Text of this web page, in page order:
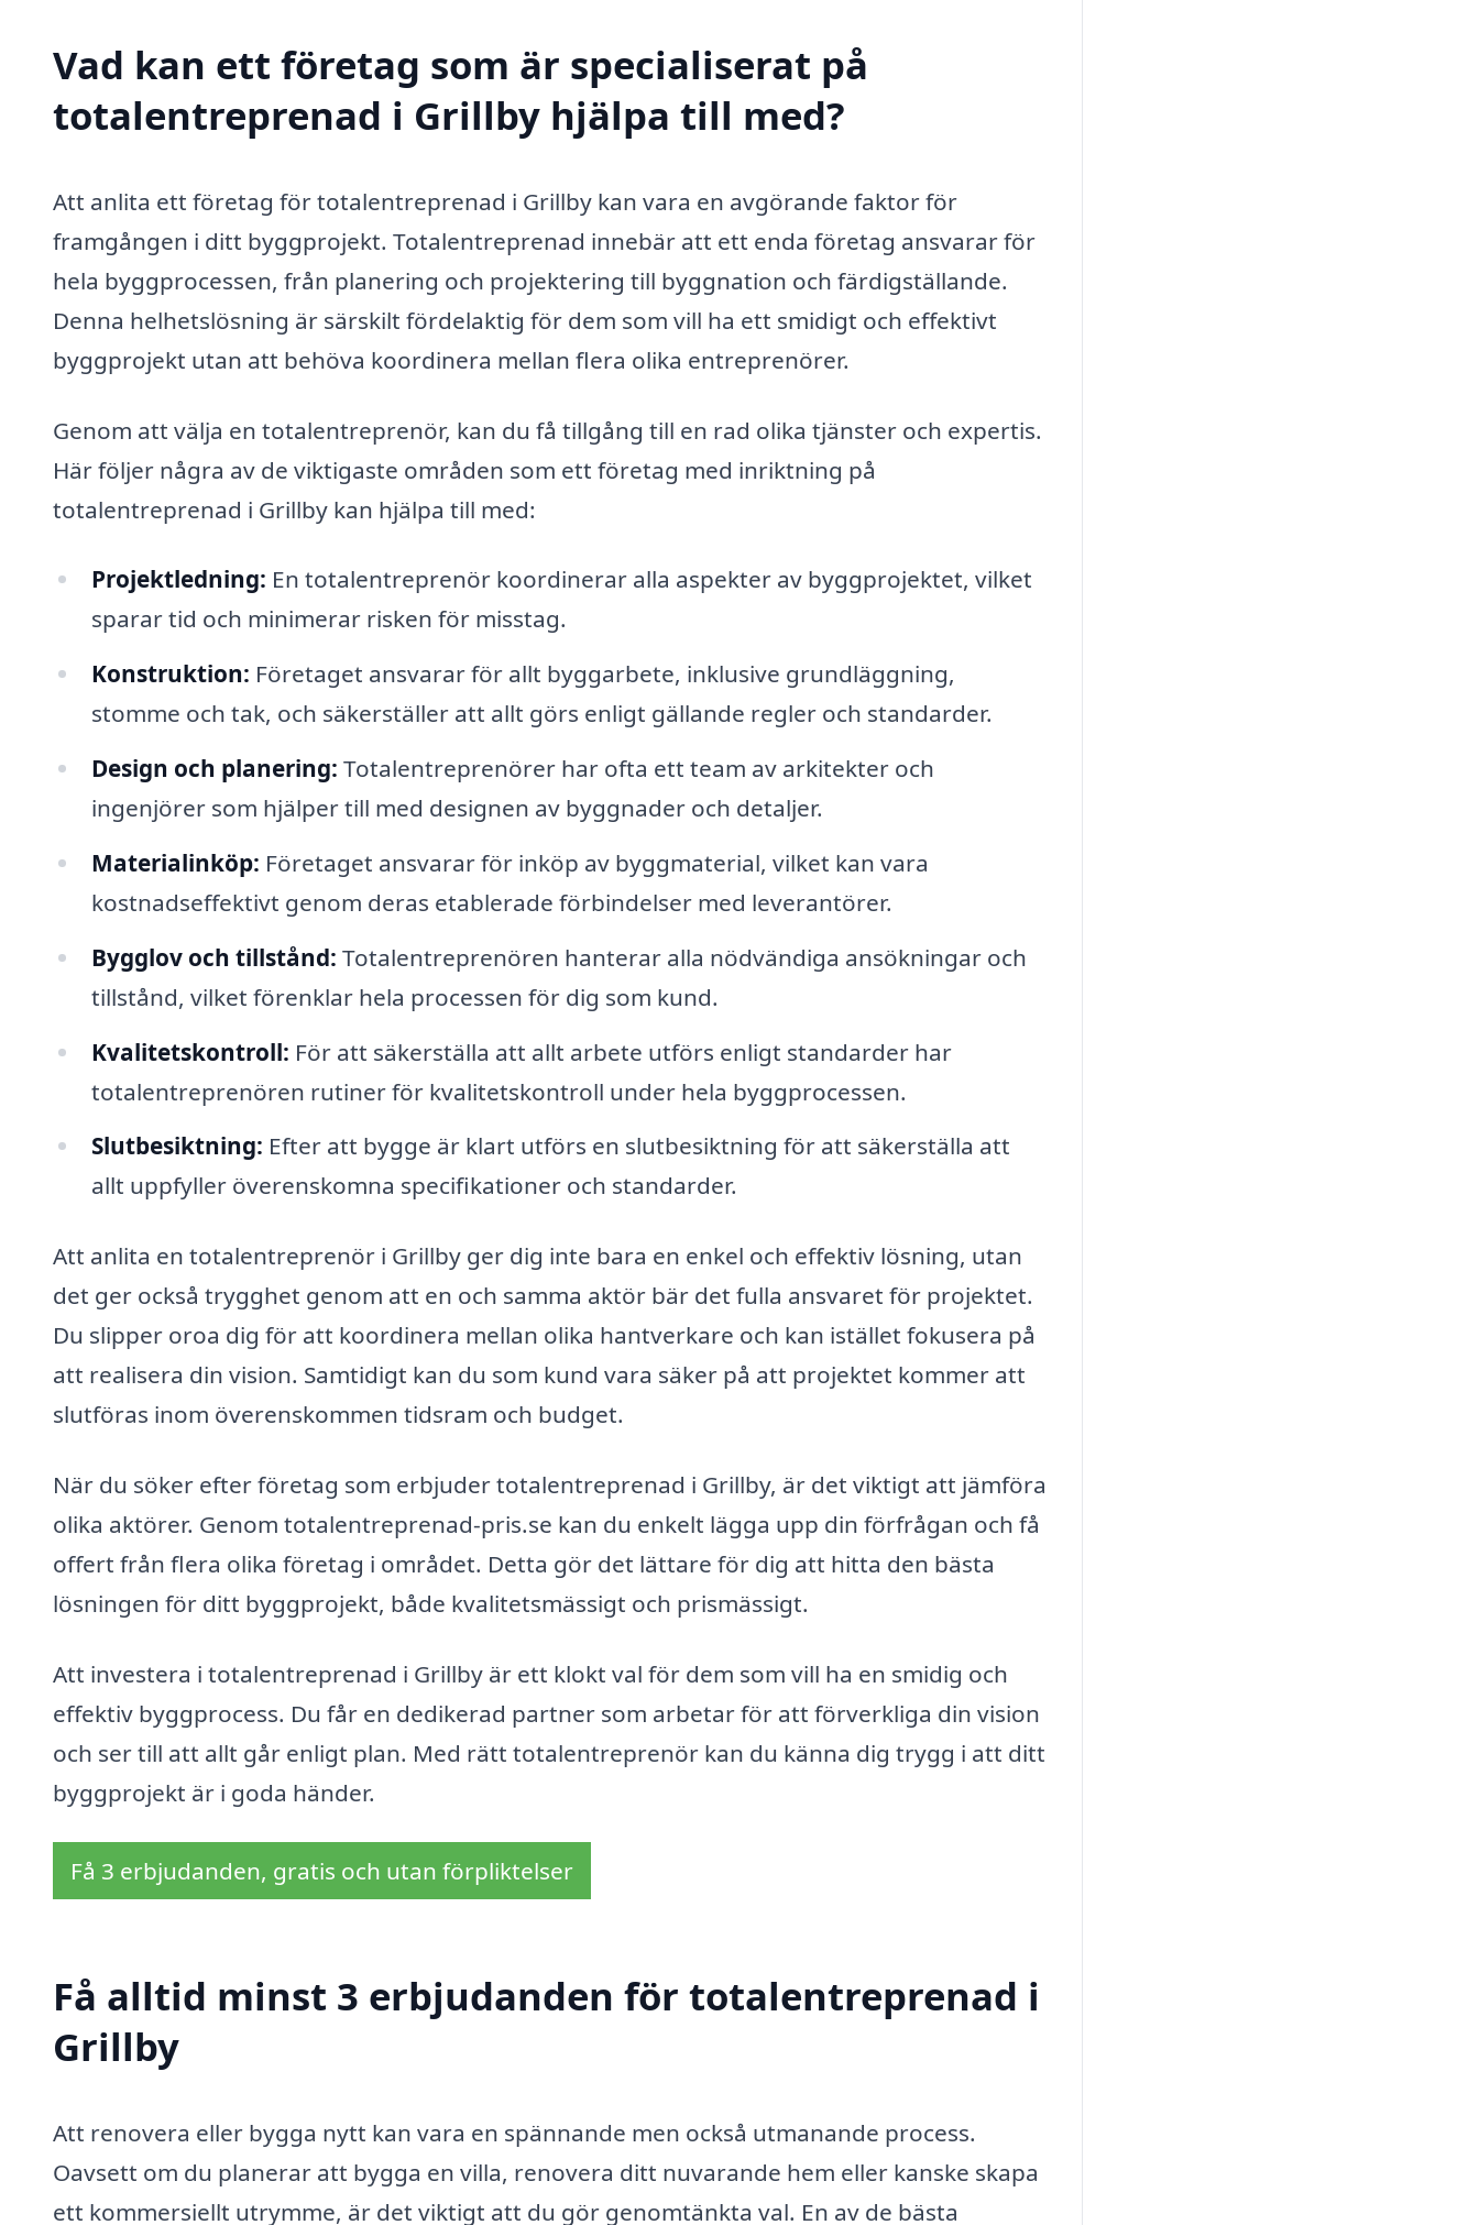
Vad kan ett företag som är specialiserat på
totalentreprenad i Grillby hjälpa till med?
Att anlita ett företag för totalentreprenad i Grillby kan vara en avgörande faktor för
framgången i ditt byggprojekt. Totalentreprenad innebär att ett enda företag ansvarar för
hela byggprocessen, från planering och projektering till byggnation och färdigställande.
Denna helhetslösning är särskilt fördelaktig för dem som vill ha ett smidigt och effektivt
byggprojekt utan att behöva koordinera mellan flera olika entreprenörer.
Genom att välja en totalentreprenör, kan du få tillgång till en rad olika tjänster och expertis.
Här följer några av de viktigaste områden som ett företag med inriktning på
totalentreprenad i Grillby kan hjälpa till med:
Projektledning: En totalentreprenör koordinerar alla aspekter av byggprojektet, vilket
sparar tid och minimerar risken för misstag.
Konstruktion: Företaget ansvarar för allt byggarbete, inklusive grundläggning,
stomme och tak, och säkerställer att allt görs enligt gällande regler och standarder.
Design och planering: Totalentreprenörer har ofta ett team av arkitekter och
ingenjörer som hjälper till med designen av byggnader och detaljer.
Materialinköp: Företaget ansvarar för inköp av byggmaterial, vilket kan vara
kostnadseffektivt genom deras etablerade förbindelser med leverantörer.
Bygglov och tillstånd: Totalentreprenören hanterar alla nödvändiga ansökningar och
tillstånd, vilket förenklar hela processen för dig som kund.
Kvalitetskontroll: För att säkerställa att allt arbete utförs enligt standarder har
totalentreprenören rutiner för kvalitetskontroll under hela byggprocessen.
Slutbesiktning: Efter att bygge är klart utförs en slutbesiktning för att säkerställa att
allt uppfyller överenskomna specifikationer och standarder.
Att anlita en totalentreprenör i Grillby ger dig inte bara en enkel och effektiv lösning, utan
det ger också trygghet genom att en och samma aktör bär det fulla ansvaret för projektet.
Du slipper oroa dig för att koordinera mellan olika hantverkare och kan istället fokusera på
att realisera din vision. Samtidigt kan du som kund vara säker på att projektet kommer att
slutföras inom överenskommen tidsram och budget.
När du söker efter företag som erbjuder totalentreprenad i Grillby, är det viktigt att jämföra
olika aktörer. Genom totalentreprenad-pris.se kan du enkelt lägga upp din förfrågan och få
offert från flera olika företag i området. Detta gör det lättare för dig att hitta den bästa
lösningen för ditt byggprojekt, både kvalitetsmässigt och prismässigt.
Att investera i totalentreprenad i Grillby är ett klokt val för dem som vill ha en smidig och
effektiv byggprocess. Du får en dedikerad partner som arbetar för att förverkliga din vision
och ser till att allt går enligt plan. Med rätt totalentreprenör kan du känna dig trygg i att ditt
byggprojekt är i goda händer.
Få 3 erbjudanden, gratis och utan förpliktelser
Få alltid minst 3 erbjudanden för totalentreprenad i
Grillby
Att renovera eller bygga nytt kan vara en spännande men också utmanande process.
Oavsett om du planerar att bygga en villa, renovera ditt nuvarande hem eller kanske skapa
ett kommersiellt utrymme, är det viktigt att du gör genomtänkta val. En av de bästa